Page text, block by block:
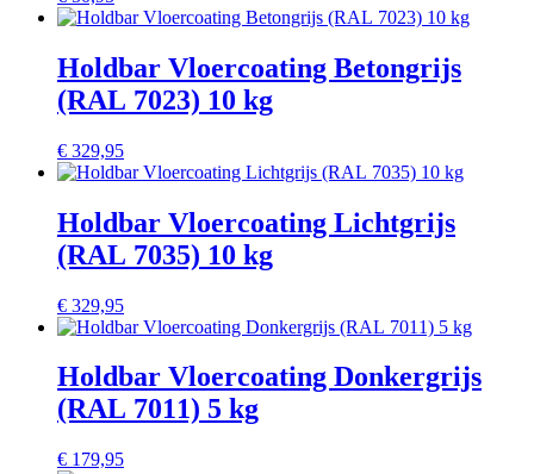
Holdbar Vloercoating Betongrijs
(RAL 7023) 10 kg
€ 329,95
Holdbar Vloercoating Lichtgrijs
(RAL 7035) 10 kg
€ 329,95
Holdbar Vloercoating Donkergrijs
(RAL 7011) 5 kg
€ 179,95